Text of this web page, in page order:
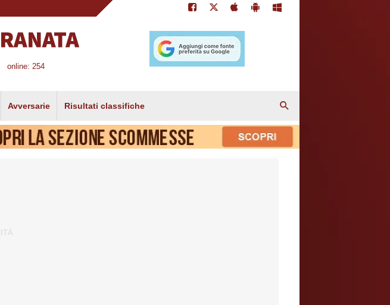
online: 254
Avversarie Risultati classifiche